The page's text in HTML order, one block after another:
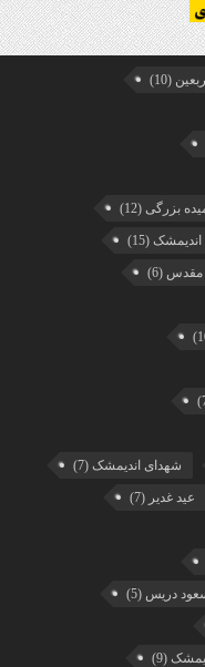
اربعین (10)
بزرگی (12)
اندیمشک (15)
مقدس (6)
شهدای اندیمشک (7)
عید غدیر (7)
دریس (5)
(9)